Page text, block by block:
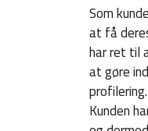
Som
at få
har ret til
at gøre
profilering.
Kunden